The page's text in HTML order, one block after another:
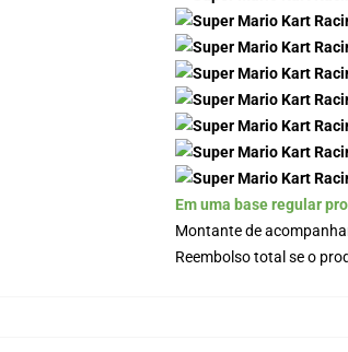
Em uma base regular
Montante de
Reembolso total se o